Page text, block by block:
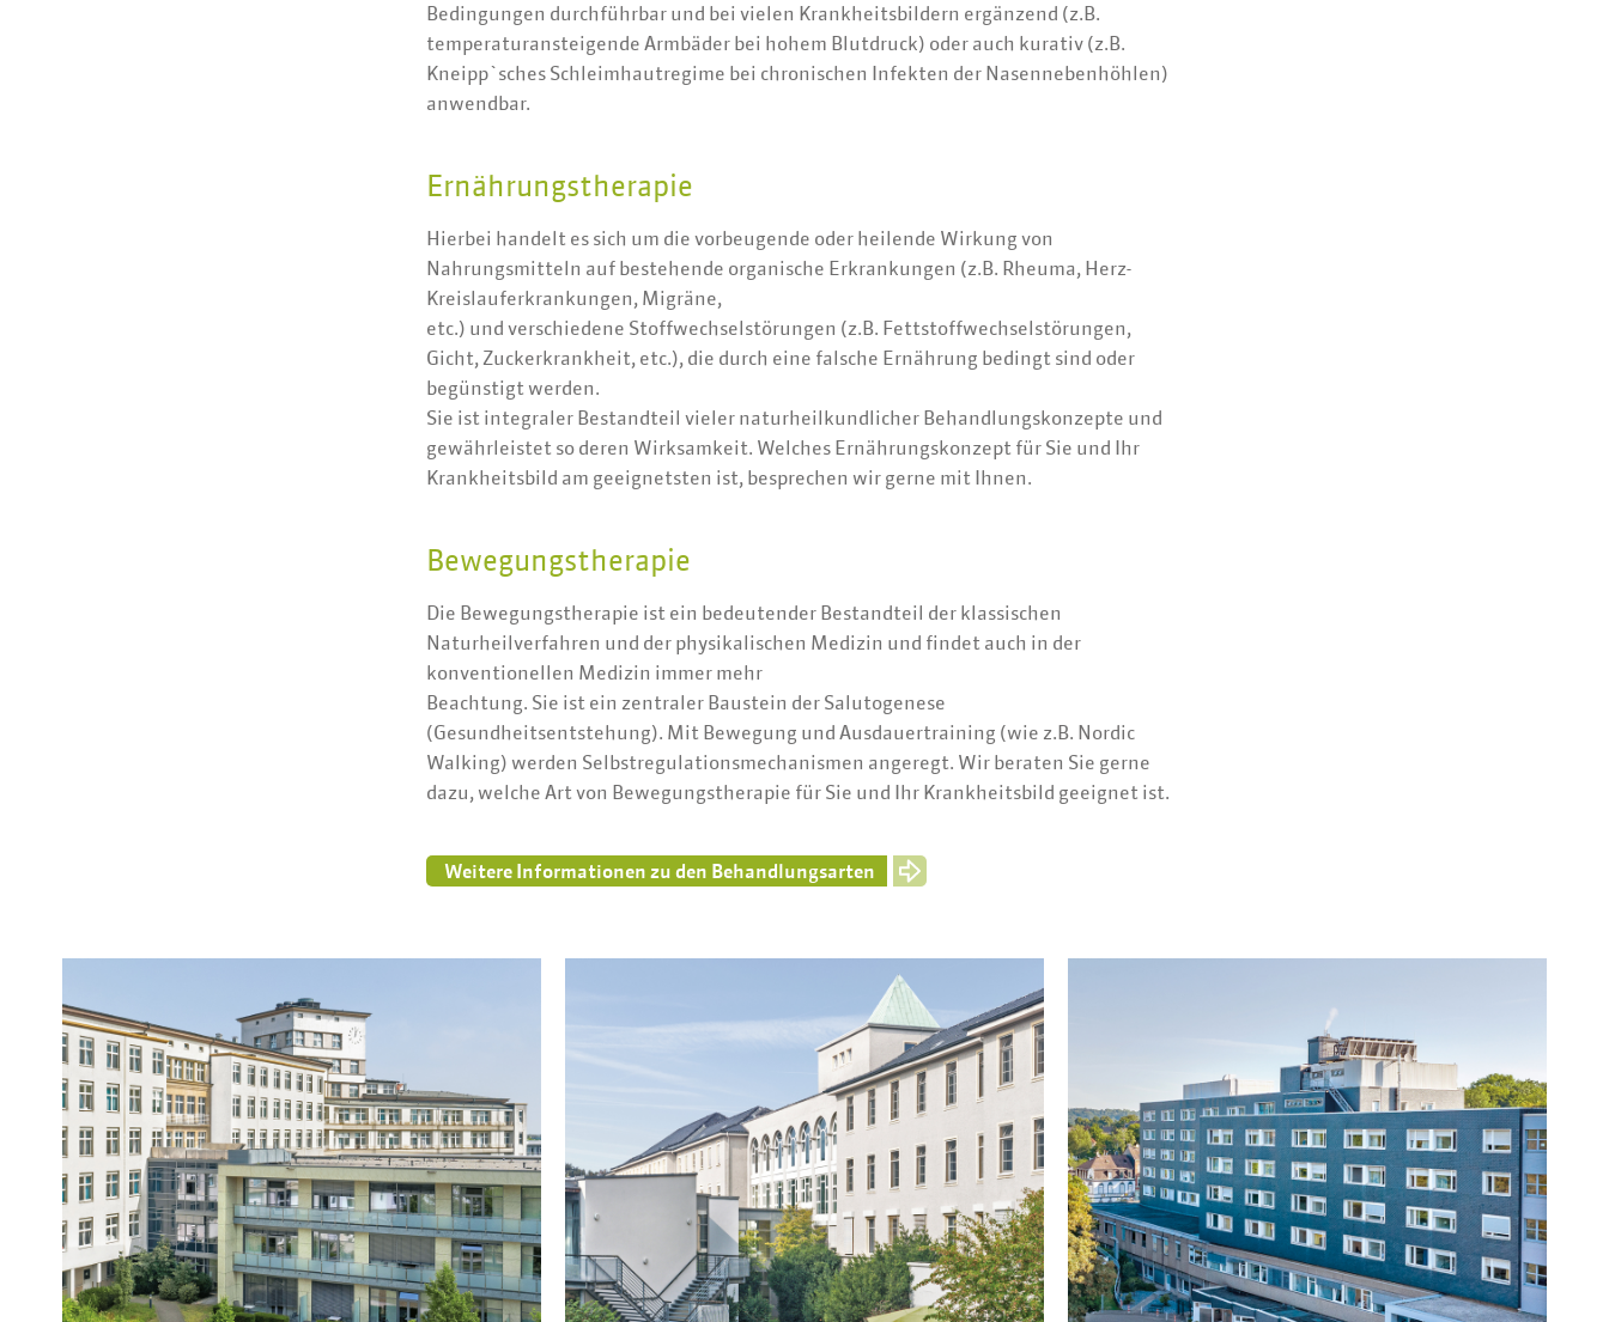
Bedingungen durchführbar und bei vielen Krankheitsbildern ergänzend (z.B.
temperaturansteigende Armbäder bei hohem Blutdruck) oder auch kurativ (z.B.
Kneipp`sches Schleimhautregime bei chronischen Infekten der Nasennebenhöhlen)
anwendbar.
Ernährungstherapie
Hierbei handelt es sich um die vorbeugende oder heilende Wirkung von
Nahrungsmitteln auf bestehende organische Erkrankungen (z.B. Rheuma, Herz-
Kreislauferkrankungen, Migräne,
etc.) und verschiedene Stoffwechselstörungen (z.B. Fettstoffwechselstörungen,
Gicht, Zuckerkrankheit, etc.), die durch eine falsche Ernährung bedingt sind oder
begünstigt werden.
Sie ist integraler Bestandteil vieler naturheilkundlicher Behandlungskonzepte und
gewährleistet so deren Wirksamkeit. Welches Ernährungskonzept für Sie und Ihr
Krankheitsbild am geeignetsten ist, besprechen wir gerne mit Ihnen.
Bewegungstherapie
Die Bewegungstherapie ist ein bedeutender Bestandteil der klassischen
Naturheilverfahren und der physikalischen Medizin und findet auch in der
konventionellen Medizin immer mehr
Beachtung. Sie ist ein zentraler Baustein der Salutogenese
(Gesundheitsentstehung). Mit Bewegung und Ausdauertraining (wie z.B. Nordic
Walking) werden Selbstregulationsmechanismen angeregt. Wir beraten Sie gerne
dazu, welche Art von Bewegungstherapie für Sie und Ihr Krankheitsbild geeignet ist.
Weitere Informationen zu den Behandlungsarten